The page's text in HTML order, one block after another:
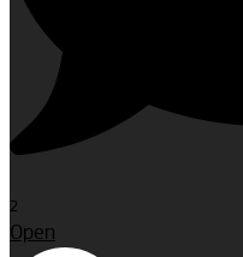
2
Open